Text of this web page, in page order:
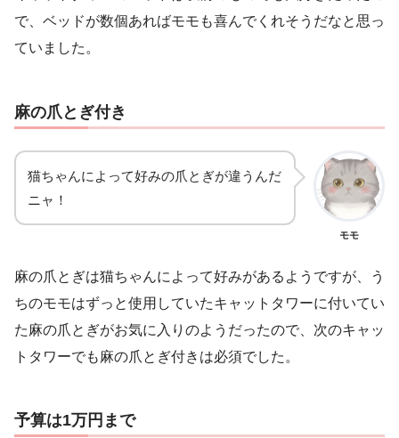
で、ベッドが数個あればモモも喜んでくれそうだなと思っ
ていました。
麻の爪とぎ付き
猫ちゃんによって好みの爪とぎが違うんだ
ニャ！
モモ
麻の爪とぎは猫ちゃんによって好みがあるようですが、う
ちのモモはずっと使用していたキャットタワーに付いてい
た麻の爪とぎがお気に入りのようだったので、次のキャッ
トタワーでも麻の爪とぎ付きは必須でした。
予算は1万円まで